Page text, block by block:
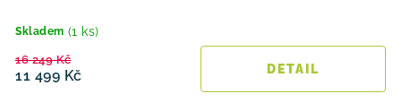
Skladem (1 ks)
11 499 Kč
16 249 Kč